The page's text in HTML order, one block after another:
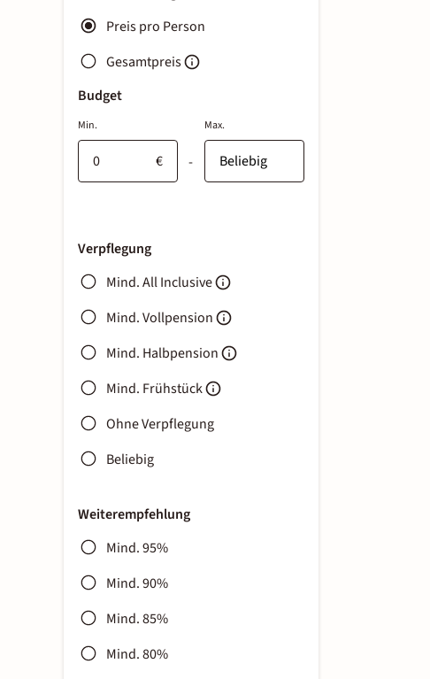
Preis pro Person
Gesamtpreis
Budget
Min.
€ -
Max.
Verpflegung
Mind. All Inclusive
Mind. Vollpension
Mind. Halbpension
Mind. Frühstück
Ohne Verpflegung
Beliebig
Weiterempfehlung
Mind. 95%
Mind. 90%
Mind. 85%
Mind. 80%